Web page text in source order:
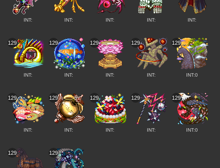
INT: INT: INT: INT: INT:
129
INT:
129
INT:
129
INT:
129
INT:
129
INT:0
129
INT:
129
INT:
129
INT:
129
INT:
129
INT:0
129 129